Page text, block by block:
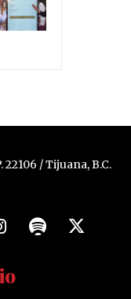
22106 / Tijuana, B.C.